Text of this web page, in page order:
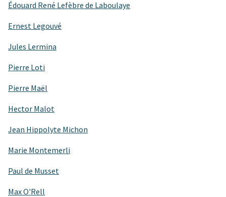
Édouard René Lefèbre de Laboulaye
Ernest Legouvé
Jules Lermina
Pierre Loti
Pierre Maël
Hector Malot
Jean Hippolyte Michon
Marie Montemerli
Paul de Musset
Max O'Rell